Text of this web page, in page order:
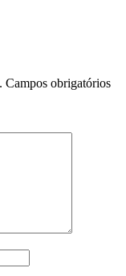
Campos obrigatórios